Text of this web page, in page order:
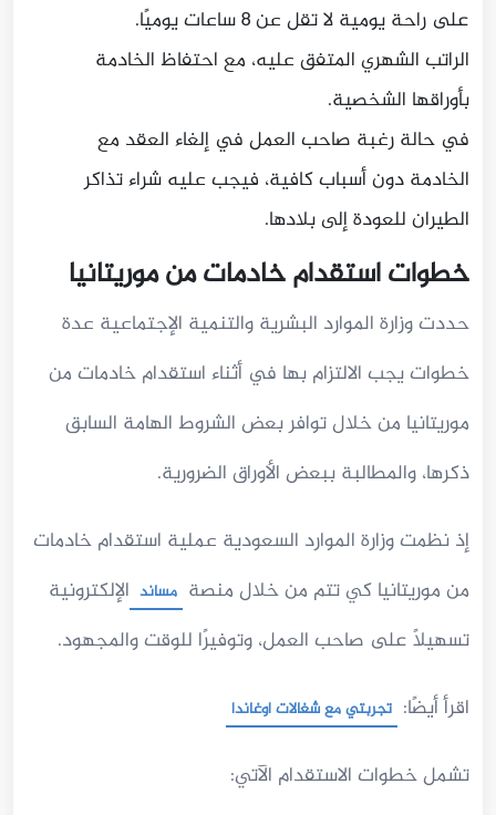
على راحة يومية لا تقل عن 8 ساعات يوميًا.
الراتب الشهري المتفق عليه، مع احتفاظ الخادمة
بأوراقها الشخصية.
في حالة رغبة صاحب العمل في إلغاء العقد مع
الخادمة دون أسباب كافية، فيجب عليه شراء تذاكر
الطيران للعودة إلى بلادها.
خطوات استقدام خادمات من موريتانيا
حددت وزارة الموارد البشرية والتنمية الإجتماعية عدة
خطوات يجب الالتزام بها في أثناء استقدام خادمات من
موريتانيا من خلال توافر بعض الشروط الهامة السابق
ذكرها، والمطالبة ببعض الأوراق الضرورية.
إذ نظمت وزارة الموارد السعودية عملية استقدام خادمات
من موريتانيا كي تتم من خلال منصة مساند الإلكترونية
تسهيلًا على صاحب العمل، وتوفيرًا للوقت والمجهود.
اقرأ أيضًا: تجربتي مع شغالات اوغاندا
تشمل خطوات الاستقدام الآتي: